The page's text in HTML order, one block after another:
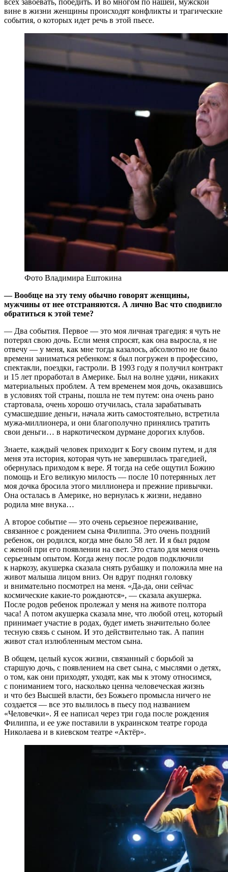
вине в жизни женщины происходят конфликты и трагические
события, о которых идет речь в этой пьесе.
Фото Владимира Ештокина
— Вообще на эту тему обычно говорят женщины,
мужчины от нее отстраняются. А лично Вас что сподвигло
обратиться к этой теме?
— Два события. Первое — это моя личная трагедия: я чуть не
потерял свою дочь. Если меня спросят, как она выросла, я не
отвечу — у меня, как мне тогда казалось, абсолютно не было
времени заниматься ребенком: я был погружен в профессию,
спектакли, поездки, гастроли. В 1993 году я получил контракт
и 15 лет проработал в Америке. Был на волне удачи, никаких
материальных проблем. А тем временем моя дочь, оказавшись
в условиях той страны, пошла не тем путем: она очень рано
стартовала, очень хорошо отучилась, стала зарабатывать
сумасшедшие деньги, начала жить самостоятельно, встретила
мужа-миллионера, и они благополучно принялись тратить
свои деньги… в наркотическом дурмане дорогих клубов.
Знаете, каждый человек приходит к Богу своим путем, и для
меня эта история, которая чуть не завершилась трагедией,
обернулась приходом к вере. Я тогда на себе ощутил Божию
помощь и Его великую милость — после 10 потерянных лет
моя дочка бросила этого миллионера и прежние привычки.
Она осталась в Америке, но вернулась к жизни, недавно
родила мне внука…
А второе событие — это очень серьезное переживание,
связанное с рождением сына Филиппа. Это очень поздний
ребенок, он родился, когда мне было 58 лет. И я был рядом
с женой при его появлении на свет. Это стало для меня очень
серьезным опытом. Когда жену после родов подключили
к наркозу, акушерка сказала снять рубашку и положила мне на
живот малыша лицом вниз. Он вдруг поднял головку
и внимательно посмотрел на меня. «Да-да, они сейчас
космические какие-то рождаются», — сказала акушерка.
После родов ребенок пролежал у меня на животе полтора
часа! А потом акушерка сказала мне, что любой отец, который
принимает участие в родах, будет иметь значительно более
тесную связь с сыном. И это действительно так. А папин
живот стал излюбленным местом сына.
В общем, целый кусок жизни, связанный с борьбой за
старшую дочь, с появлением на свет сына, с мыслями о детях,
о том, как они приходят, уходят, как мы к этому относимся,
с пониманием того, насколько ценна человеческая жизнь
и что без Высшей власти, без Божьего промысла ничего не
создается — все это вылилось в пьесу под названием
«Человечки». Я ее написал через три года после рождения
Филиппа, и ее уже поставили в украинском театре города
Николаева и в киевском театре «Актёр».